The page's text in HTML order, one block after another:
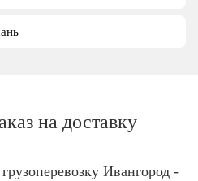
на доставку
Ивангород -